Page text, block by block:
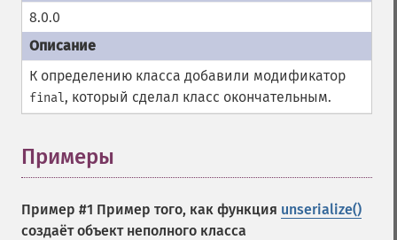
8.0.0
К определению класса добавили модификатор
final, который сделал класс окончательным.
Примеры
Пример #1 Пример того, как функция unserialize()
создаёт объект неполного класса